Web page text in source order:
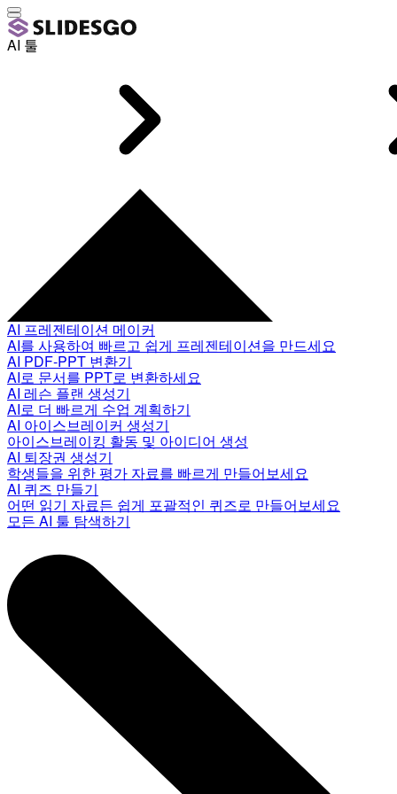
AI 툴
AI 프레젠테이션 메이커
AI를 사용하여 빠르고 쉽게 프레젠테이션을 만드세요
AI PDF-PPT 변환기
AI로 문서를 PPT로 변환하세요
AI 레슨 플랜 생성기
AI로 더 빠르게 수업 계획하기
AI 아이스브레이커 생성기
아이스브레이킹 활동 및 아이디어 생성
AI 퇴장권 생성기
학생들을 위한 평가 자료를 빠르게 만들어보세요
AI 퀴즈 만들기
어떤 읽기 자료든 쉽게 포괄적인 퀴즈로 만들어보세요
모든 AI 툴 탐색하기